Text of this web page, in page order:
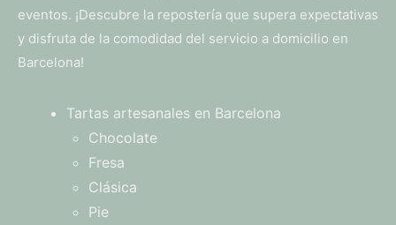
eventos. ¡Descubre la repostería que supera expectativas
y disfruta de la comodidad del servicio a domicilio en
Barcelona!
Tartas artesanales en Barcelona
Chocolate
Fresa
Clásica
Pie